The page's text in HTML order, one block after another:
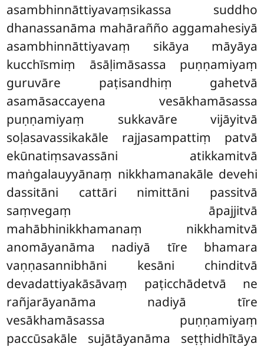
asambhinnāttiyavaṃsikassa suddho
dhanassanāma mahārañño aggamahesiyā
asambhinnāttiyavaṃ sikāya māyāya
kucchīsmiṃ āsāḷimāsassa puṇṇamiyaṃ
guruvāre paṭisandhiṃ gahetvā
asamāsaccayena vesākhamāsassa
puṇṇamiyaṃ sukkavāre vijāyitvā
soḷasavassikakāle rajjasampattiṃ patvā
ekūnatiṃsavassāni atikkamitvā
maṅgalauyyānaṃ nikkhamanakāle devehi
dassitāni cattāri nimittāni passitvā
saṃvegaṃ āpajjitvā
mahābhinikkhamanaṃ nikkhamitvā
anomāyanāma nadiyā tīre bhamara
vaṇṇasannibhāni kesāni chinditvā
devadattiyakāsāvaṃ paṭicchādetvā ne
rañjarāyanāma nadiyā tīre
vesākhamāsassa puṇṇamiyaṃ
paccūsakāle sujātāyanāma seṭṭhidhītāya